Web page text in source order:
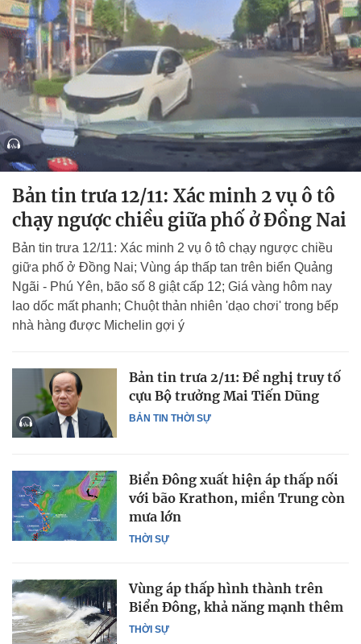
Bản tin trưa 12/11: Xác minh 2 vụ ô tô
chạy ngược chiều giữa phố ở Đồng Nai
Bản tin trưa 12/11: Xác minh 2 vụ ô tô chạy ngược chiều
giữa phố ở Đồng Nai; Vùng áp thấp tan trên biển Quảng
Ngãi - Phú Yên, bão số 8 giật cấp 12; Giá vàng hôm nay
lao dốc mất phanh; Chuột thản nhiên 'dạo chơi' trong bếp
nhà hàng được Michelin gợi ý
BẢN TIN THỜI SỰ
Bản tin trưa 2/11: Đề nghị truy tố
cựu Bộ trưởng Mai Tiến Dũng
THỜI SỰ
Biển Đông xuất hiện áp thấp nối
với bão Krathon, miền Trung còn
mưa lớn
THỜI SỰ
Vùng áp thấp hình thành trên
Biển Đông, khả năng mạnh thêm